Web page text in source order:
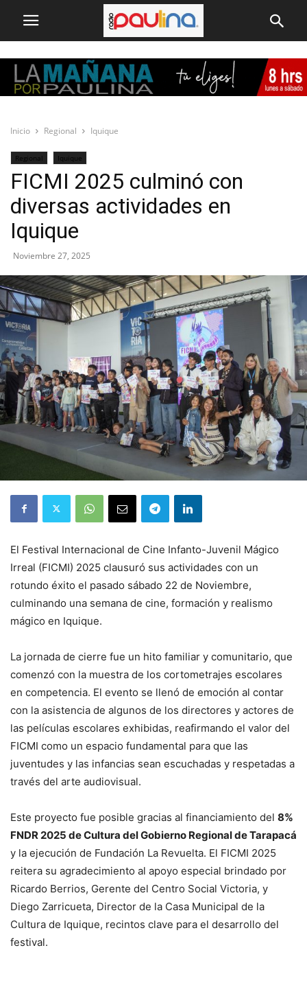
Inicio Regional Iquique
Regional Iquique
FICMI 2025 culminó con
diversas actividades en
Iquique
Noviembre 27, 2025
El Festival Internacional de Cine Infanto-Juvenil Mágico
Irreal (FICMI) 2025 clausuró sus actividades con un
rotundo éxito el pasado sábado 22 de Noviembre,
culminando una semana de cine, formación y realismo
mágico en Iquique.
La jornada de cierre fue un hito familiar y comunitario, que
comenzó con la muestra de los cortometrajes escolares
en competencia. El evento se llenó de emoción al contar
con la asistencia de algunos de los directores y actores de
las películas escolares exhibidas, reafirmando el valor del
FICMI como un espacio fundamental para que las
juventudes y las infancias sean escuchadas y respetadas a
través del arte audiovisual.
Este proyecto fue posible gracias al financiamiento del 8%
FNDR 2025 de Cultura del Gobierno Regional de Tarapacá
y la ejecución de Fundación La Revuelta. El FICMI 2025
reitera su agradecimiento al apoyo especial brindado por
Ricardo Berrios, Gerente del Centro Social Victoria, y
Diego Zarricueta, Director de la Casa Municipal de la
Cultura de Iquique, recintos clave para el desarrollo del
festival.